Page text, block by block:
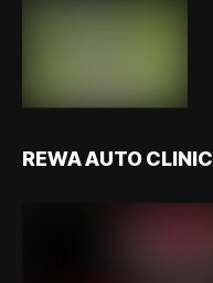
REWA AUTO CLINIC